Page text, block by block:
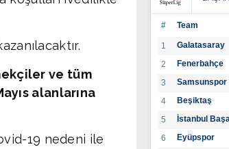
ve tüm
alanlarına
19 nedeni ile
# Team
1 Galatasaray
2
Fenerbahçe
3
Samsunspor
4
Beşiktaş
5
İstanbul
6
Eyüpspor